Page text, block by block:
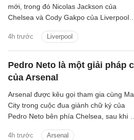
4h trước Liverpool
mới, trong đó Nicolas Jackson của
Chelsea và Cody Gakpo của Liverpool
của họ.
Pedro Neto là một giải pháp
của Arsenal
4h trước Arsenal
Arsenal được kêu gọi tham gia cùng
City trong cuộc đua giành chữ ký của
Pedro Neto bên phía Chelsea, sau khi bỏ